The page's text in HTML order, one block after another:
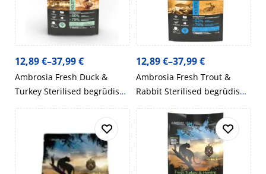
12,89€–37,99€
Ambrosia Fresh Duck &
Turkey Sterilised begrūdis
sausas maistas katėms su
antiena ir kalakutiena
12,89€–37,99€
Ambrosia Fresh Trout &
Rabbit Sterilised begrūdis
sausas maistas katėms